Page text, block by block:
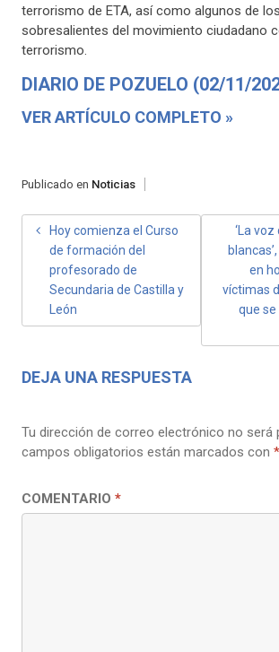
terrorismo de ETA, así como algunos de
sobresalientes del movimiento ciudadano
terrorismo.
DIARIO DE POZUELO (02/11/
VER ARTÍCULO COMPLETO »
Publicado en Noticias
NAVEGACIÓN
ENTRADAS
Hoy comienza el Curso
de formación del
profesorado de
Secundaria de Castilla y
León
‘La
en
víctimas
que se
DEJA UNA RESPUESTA
Tu dirección de correo electrónico no será
campos obligatorios están marcados con *
COMENTARIO *